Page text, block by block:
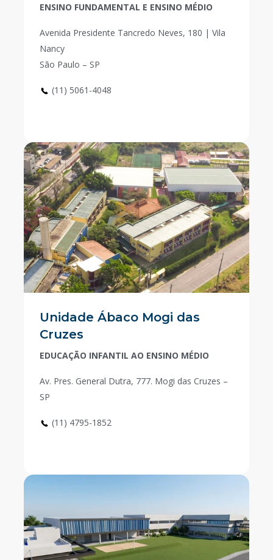
ENSINO FUNDAMENTAL E ENSINO MÉDIO
Avenida Presidente Tancredo Neves, 180 | Vila
Nancy
São Paulo – SP
(11) 5061-4048
Unidade Ábaco Mogi das
Cruzes
EDUCAÇÃO INFANTIL AO ENSINO MÉDIO
Av. Pres. General Dutra, 777. Mogi das Cruzes –
SP
(11) 4795-1852